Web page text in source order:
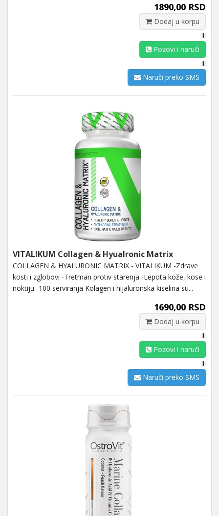
1890,00 RSD
Dodaj u korpu
ili
Pozovi i naruči
ili
Naruči preko SMS
VITALIKUM Collagen & Hyualronic Matrix
COLLAGEN & HYALURONIC MATRIX - VITALIKUM -Zdrave
kosti i zglobovi -Tretman protiv starenja -Lepota kože, kose i
noktiju -100 serviranja Kolagen i hijaluronska kiselina su...
1690,00 RSD
Dodaj u korpu
ili
Pozovi i naruči
ili
Naruči preko SMS